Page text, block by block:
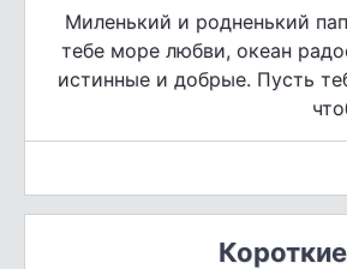
Миленький и родненький
тебе море любви, океан
истинные и добрые. Пусть